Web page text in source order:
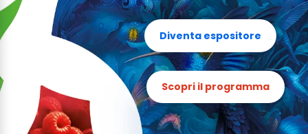
Diventa espositore
Scopri il programma